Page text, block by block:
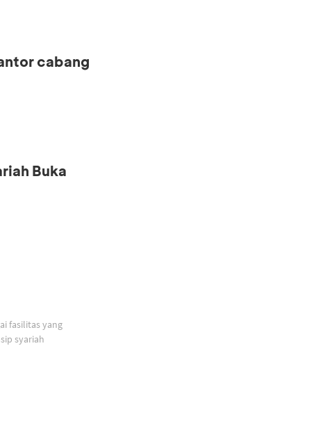
cabang
Buka
fasilitas yang
syariah